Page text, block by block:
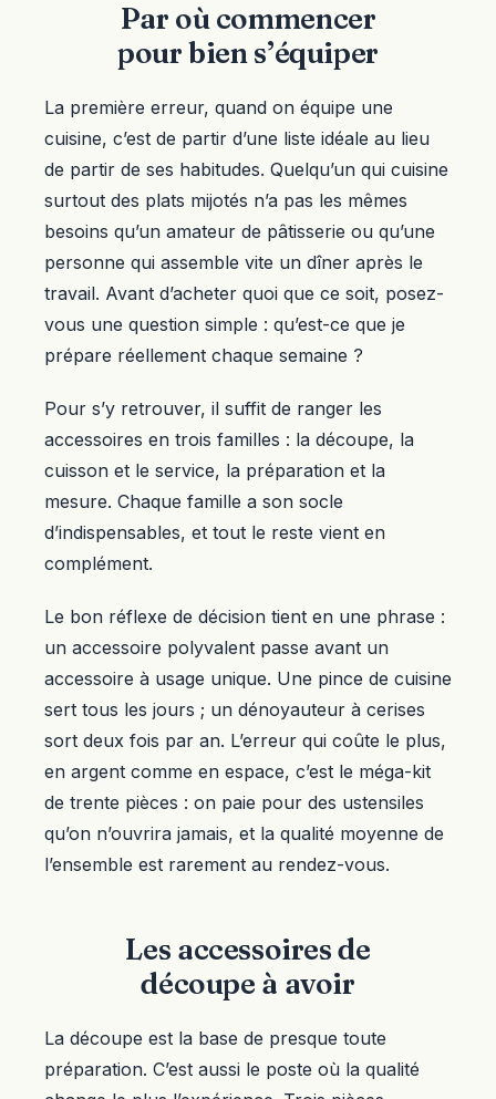
Par où commencer
pour bien s’équiper
La première erreur, quand on équipe une
cuisine, c’est de partir d’une liste idéale au lieu
de partir de ses habitudes. Quelqu’un qui cuisine
surtout des plats mijotés n’a pas les mêmes
besoins qu’un amateur de pâtisserie ou qu’une
personne qui assemble vite un dîner après le
travail. Avant d’acheter quoi que ce soit, posez-
vous une question simple : qu’est-ce que je
prépare réellement chaque semaine ?
Pour s’y retrouver, il suffit de ranger les
accessoires en trois familles : la découpe, la
cuisson et le service, la préparation et la
mesure. Chaque famille a son socle
d’indispensables, et tout le reste vient en
complément.
Le bon réflexe de décision tient en une phrase :
un accessoire polyvalent passe avant un
accessoire à usage unique. Une pince de cuisine
sert tous les jours ; un dénoyauteur à cerises
sort deux fois par an. L’erreur qui coûte le plus,
en argent comme en espace, c’est le méga-kit
de trente pièces : on paie pour des ustensiles
qu’on n’ouvrira jamais, et la qualité moyenne de
l’ensemble est rarement au rendez-vous.
Les accessoires de
découpe à avoir
La découpe est la base de presque toute
préparation. C’est aussi le poste où la qualité